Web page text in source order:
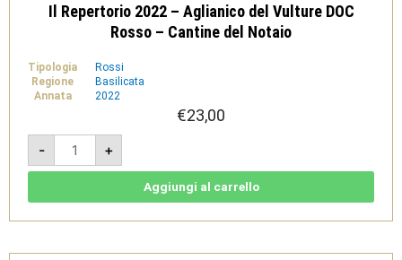
Il Repertorio 2022 – Aglianico del Vulture DOC
Rosso – Cantine del Notaio
Tipologia
Rossi
Regione
Basilicata
Annata
2022
€23,00
-
Il
Repertorio
2022
-
DOC
Cantine
+
Aggiungi al carrello